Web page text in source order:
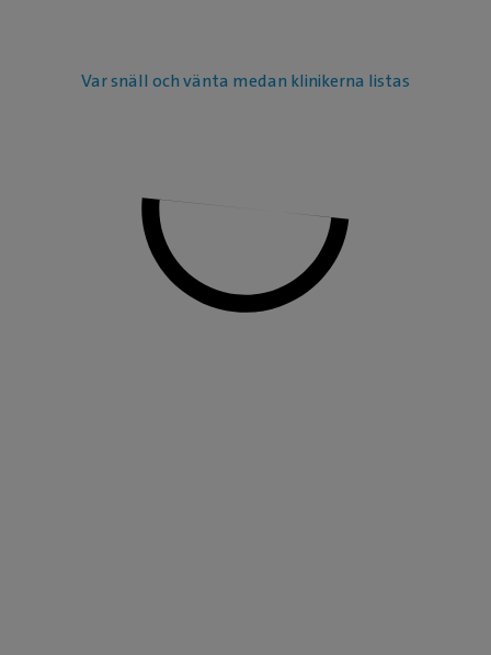
Var snäll och vänta medan klinikerna listas